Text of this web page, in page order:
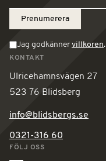
KONTAKT
Ulricehamnsvägen 27
523 76 Blidsberg
info@blidsbergs.se
0321-316 60
FÖLJ OSS
Jag godkänner villkoren.